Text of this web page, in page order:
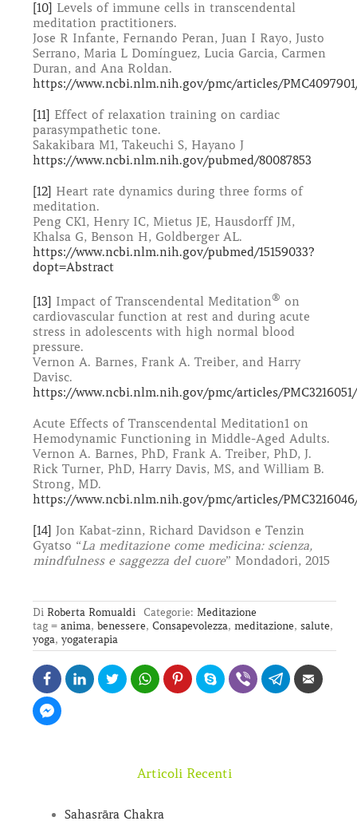
[10] Levels of immune cells in transcendental
meditation practitioners.
Jose R Infante, Fernando Peran, Juan I Rayo, Justo
Serrano, Maria L Domínguez, Lucia Garcia, Carmen
Duran, and Ana Roldan.
https://www.ncbi.nlm.nih.gov/pmc/articles/
[11] Effect of relaxation training on cardiac
parasympathetic tone.
Sakakibara M1, Takeuchi S, Hayano J
https://www.ncbi.nlm.nih.gov/pubmed/80087853
[12] Heart rate dynamics during three forms of
meditation.
Peng CK1, Henry IC, Mietus JE, Hausdorff JM,
Khalsa G, Benson H, Goldberger AL.
https://www.ncbi.nlm.nih.gov/pubmed/15159033?
dopt=Abstract
[13] Impact of Transcendental Meditation® on
cardiovascular function at rest and during acute
stress in adolescents with high normal blood
pressure.
Vernon A. Barnes, Frank A. Treiber, and Harry
Davisc.
https://www.ncbi.nlm.nih.gov/pmc/articles/PMC3216051/
Acute Effects of Transcendental Meditation1 on
Hemodynamic Functioning in Middle-Aged Adults.
Vernon A. Barnes, PhD, Frank A. Treiber, PhD, J.
Rick Turner, PhD, Harry Davis, MS, and William B.
Strong, MD.
https://www.ncbi.nlm.nih.gov/pmc/articles/
[14] Jon Kabat-zinn, Richard Davidson e Tenzin
Gyatso “La meditazione come medicina: scienza,
mindfulness e saggezza del cuore” Mondadori, 2015
Di Roberta Romualdi Categorie: Meditazione
tag = anima, benessere, Consapevolezza, meditazione, salute,
yoga,yogaterapia
Articoli Recenti
Sahasrāra Chakra